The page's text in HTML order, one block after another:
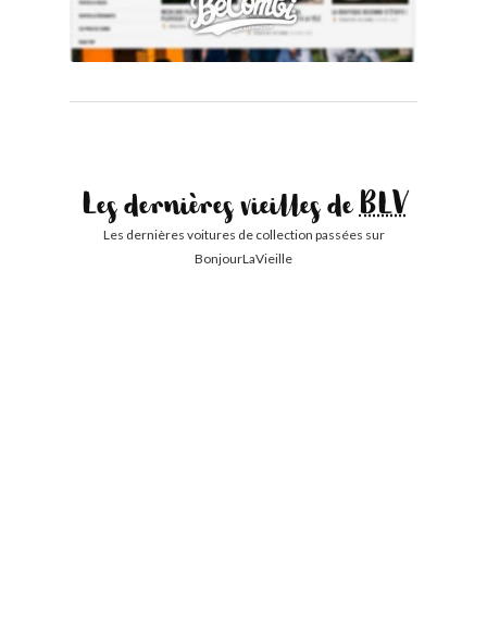
Les dernières vieilles deBLV
Les dernières voitures de collection passées sur
BonjourLaVieille